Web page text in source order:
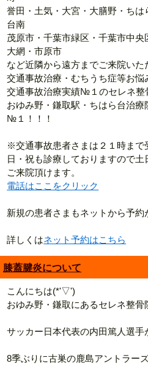
誉田・土気・大宮・大膳野・ち
台南
茂原市・千葉市緑区・千葉市中央
大網・市原市
など近隣から遠方までご来院いた
交通事故治療・むちうち症等お悩
交通事故治療実績№１のセレネ
おゆみ野・鎌取駅・ちはら台治
№１！！！
※交通事故患者さまは２１時まで
日・祝も診療しておりますので
ご来院頂けます。
電話はここをクリック
新規の患者さまもネットから予約
詳しくはネット予約はこちら
膝蓋腱炎について
こんにちは(*'▽')
おゆみ野・鎌取にあるセレネ整骨
サッカー日本代表の内田篤人選手
8季ぶりに古巣の鹿島アントラー